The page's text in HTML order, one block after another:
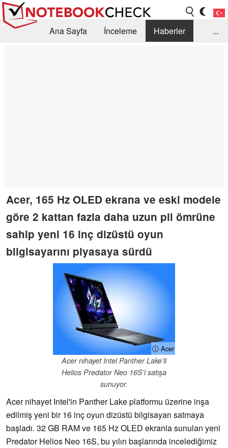
Ana Sayfa İnceleme
Haberler
...
Acer, 165 Hz OLED ekrana ve eski modele
göre 2 kattan fazla daha uzun pil ömrüne
sahip yeni 16 inç dizüstü oyun
bilgisayarını piyasaya sürdü
ⓘ Acer
Acer nihayet Intel Panther Lake'li
Helios Predator Neo 16S'i satışa
sunuyor.
Acer nihayet Intel'in Panther Lake platformu üzerine inşa
edilmiş yeni bir 16 inç oyun dizüstü bilgisayarı satmaya
başladı. 32 GB RAM ve 165 Hz OLED ekranla sunulan yeni
Predator Helios Neo 16S, bu yılın başlarında incelediğimiz